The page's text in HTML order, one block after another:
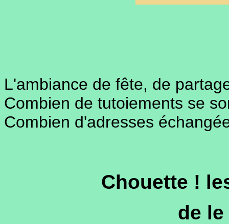
L'ambiance de fête, de
Combien de tutoiements se
Combien d'adresses
Chouette !
de